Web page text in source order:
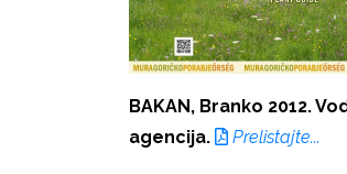
BAKAN, Branko 2012.
agencija.
Prelistajte...